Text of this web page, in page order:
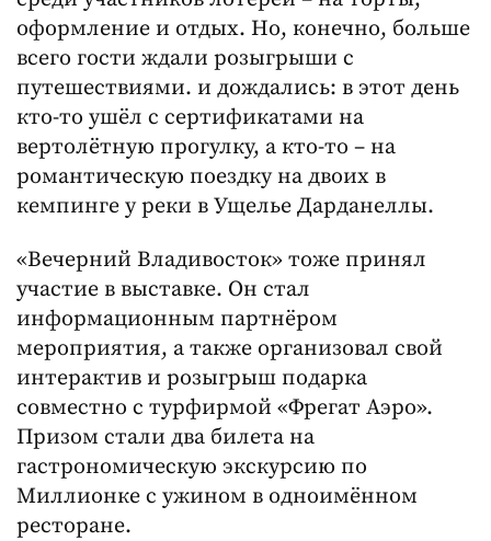
оформление и отдых. Но, конечно, больше
всего гости ждали розыгрыши с
путешествиями. и дождались: в этот день
кто-то ушёл с сертификатами на
вертолётную прогулку, а кто-то – на
романтическую поездку на двоих в
кемпинге у реки в Ущелье Дарданеллы.
«Вечерний Владивосток» тоже принял
участие в выставке. Он стал
информационным партнёром
мероприятия, а также организовал свой
интерактив и розыгрыш подарка
совместно с турфирмой «Фрегат Аэро».
Призом стали два билета на
гастрономическую экскурсию по
Миллионке с ужином в одноимённом
ресторане.